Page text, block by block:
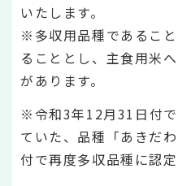
いたします。
※多収用品種であるこ
ることとし、主食用米
があります。
※令和3年12月31日付
ていた、品種「あきだ
付で再度多収品種に認定